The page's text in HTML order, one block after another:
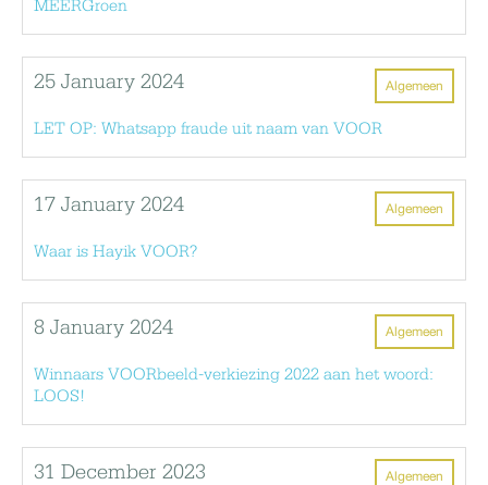
MEERGroen
Algemeen
25 January 2024
LET OP: Whatsapp fraude uit naam van VOOR
Algemeen
17 January 2024
Waar is Hayik VOOR?
Algemeen
8 January 2024
Winnaars VOORbeeld-verkiezing 2022 aan het woord:
LOOS!
Algemeen
31 December 2023